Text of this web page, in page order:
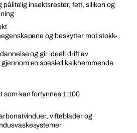
pålitelig insektsrester, fett, silikon og
og beskytter mot stokk-
og gir ideell drift av
en spesiell kalkhemmende
som kan fortynnes 1:100
vifteblader og